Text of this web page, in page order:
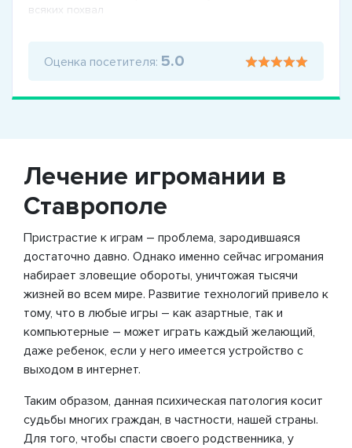
всяких похвал
Оценка посетителя: 5.0
Лечение игромании в
Ставрополе
Пристрастие к играм – проблема, зародившаяся
достаточно давно. Однако именно сейчас игромания
набирает зловещие обороты, уничтожая тысячи
жизней во всем мире. Развитие технологий привело к
тому, что в любые игры – как азартные, так и
компьютерные – может играть каждый желающий,
даже ребенок, если у него имеется устройство с
выходом в интернет.
Таким образом, данная психическая патология косит
судьбы многих граждан, в частности, нашей страны.
Для того, чтобы спасти своего родственника, у